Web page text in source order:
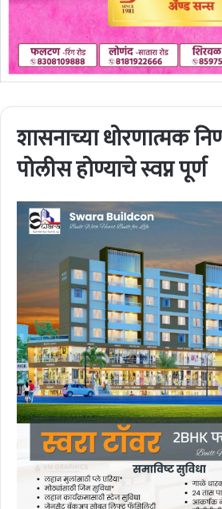
शासनाच्या धोरणात्मक
पोलीस होण्याचे स्वप्न पूर्ण